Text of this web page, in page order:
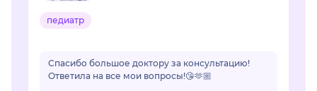
педиатр
Спасибо большое доктору за консультацию!
Ответила на все мои вопросы!😘🫶🏼